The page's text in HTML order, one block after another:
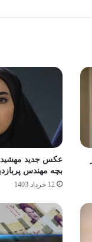
عکس جدید مهشید
بچه مهندس
12 خرداد 1403